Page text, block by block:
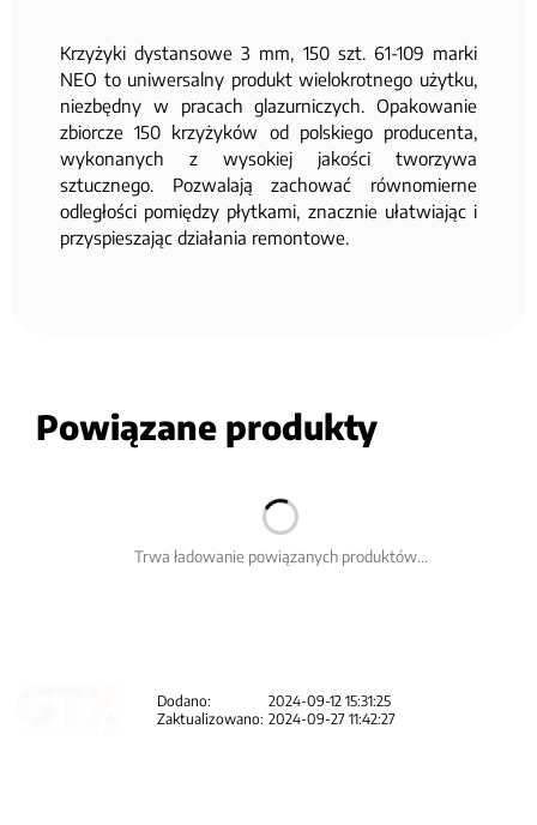
Krzyżyki dystansowe 3 mm, 150 szt. 61-109 marki
NEO to uniwersalny produkt wielokrotnego użytku,
niezbędny w pracach glazurniczych. Opakowanie
zbiorcze 150 krzyżyków od polskiego producenta,
wykonanych z wysokiej jakości tworzywa
sztucznego. Pozwalają zachować równomierne
odległości pomiędzy płytkami, znacznie ułatwiając i
przyspieszając działania remontowe.
Powiązane produkty
Trwa ładowanie powiązanych produktów...
Dodano:
2024-09-12 15:31:25
Zaktualizowano: 2024-09-27 11:42:27